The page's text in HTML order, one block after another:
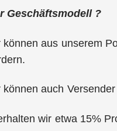
Geschäftsmodell ?
aus unserem
auch
wir etwa 15%